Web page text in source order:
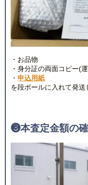
・お品物
・身分証の両面コピー(
・ 申込用紙
を段ボールに入れて発送
❸本査定金額の